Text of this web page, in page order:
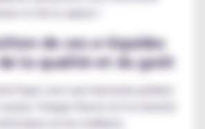
et de la vapeur !
de ces e-liquides
la qualité et du goût
Squiz sont une harmonie parfaite
Chaque flacon est le résultat